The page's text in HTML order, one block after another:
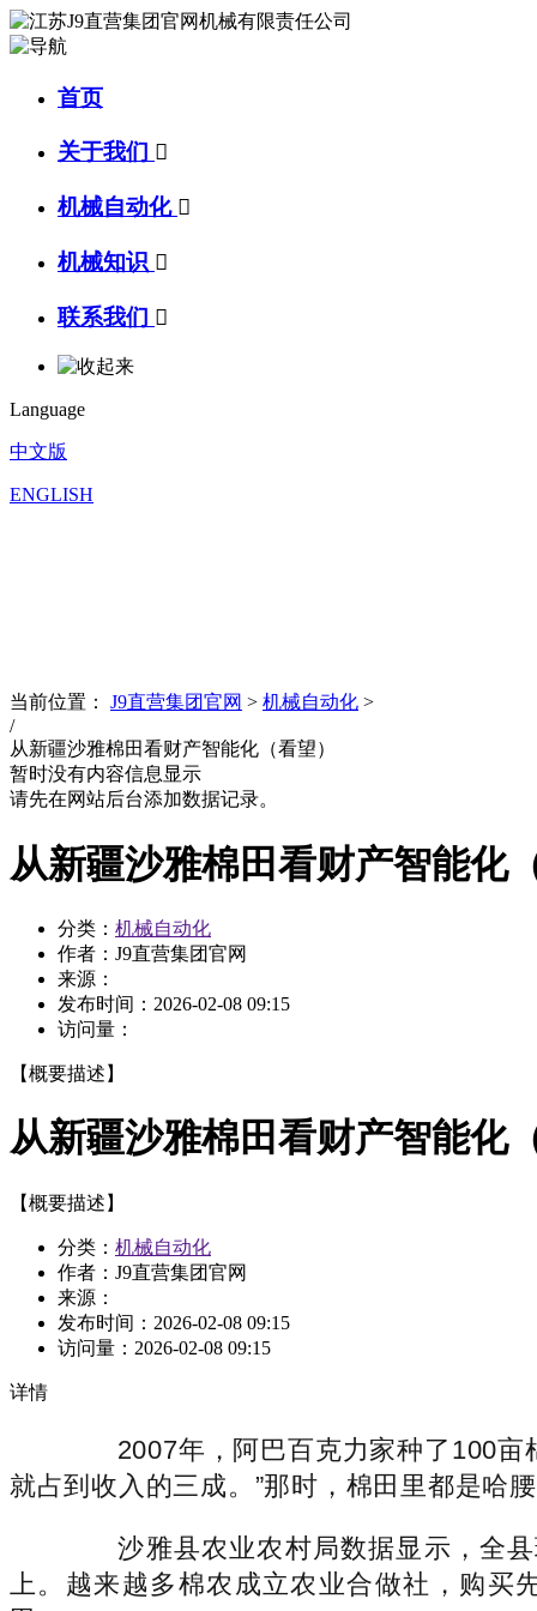
首页
关于我们 
机械自动化 
机械知识 
联系我们 
Language
中文版
ENGLISH
当前位置： J9直营集团官网 > 机械自动化 >
/
从新疆沙雅棉田看财产智能化（看望）
暂时没有内容信息显示
请先在网站后台添加数据记录。
从新疆沙雅棉田看财产智能化
分类： 机械自动化
作者：J9直营集团官网
来源：
发布时间： 2026-02-08 09:15
访问量：
【概要描述】
从新疆沙雅棉田看财产智能化
【概要描述】
分类： 机械自动化
作者：J9直营集团官网
来源：
发布时间： 2026-02-08 09:15
访问量： 2026-02-08 09:15
详情
2007年，阿巴百克力家种了100亩
就占到收入的三成。”那时，棉田里都是哈
沙雅县农业农村局数据显示，全县
上。越来越多棉农成立农业合做社，购